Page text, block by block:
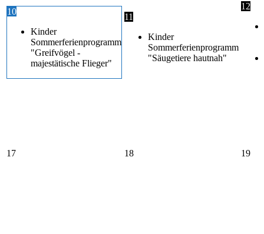
10
Kinder
Sommerferienprogramm
"Greifvögel -
majestätische Flieger"
11
Kinder
Sommerferienprogramm
"Säugetiere hautnah"
12
17 18 19